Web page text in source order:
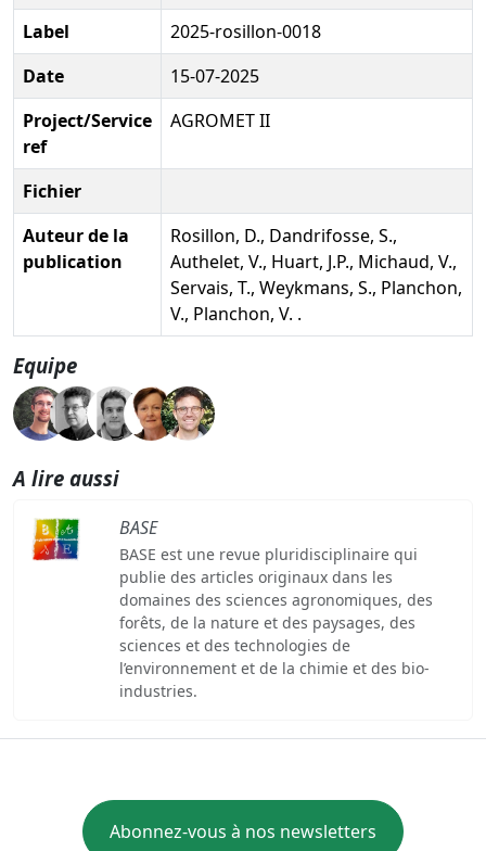
Label
2025-rosillon-0018
Date
15-07-2025
Project/Service
ref
AGROMET II
Fichier
Auteur de la
publication
Rosillon, D., Dandrifosse, S.,
Authelet, V., Huart, J.P., Michaud, V.,
Servais, T., Weykmans, S., Planchon,
V., Planchon, V. .
Equipe
A lire aussi
BASE
BASE est une revue pluridisciplinaire qui
publie des articles originaux dans les
domaines des sciences agronomiques, des
forêts, de la nature et des paysages, des
sciences et des technologies de
l’environnement et de la chimie et des bio-
industries.
Abonnez-vous à nos newsletters